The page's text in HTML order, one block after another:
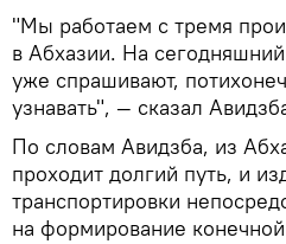
"Мы работаем с тремя
в Абхазии. На
уже спрашивают,
узнавать", — сказал
По словам Авидзба, из
проходит долгий путь, и
транспортировки
на формирование